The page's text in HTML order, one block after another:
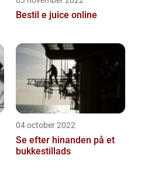
Bestil e juice online
04 october 2022
Se efter hinanden på et
bukkestillads